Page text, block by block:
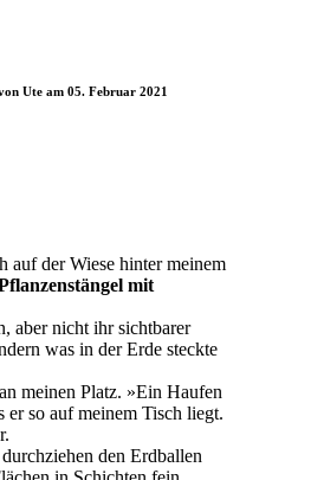
Ute am 05. Februar 2021
auf der Wiese hinter meinem
mit
aber nicht ihr sichtbarer
was in der Erde steckte
meinen Platz. »Ein Haufen
so auf meinem Tisch liegt.
durchziehen den Erdballen